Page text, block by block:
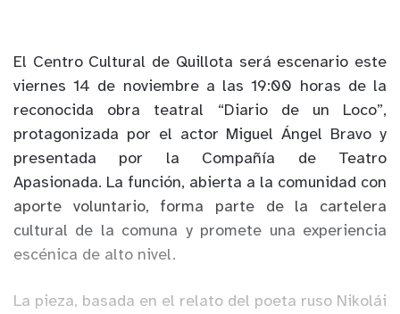
El Centro Cultural de Quillota será escenario este
viernes 14 de noviembre a las 19:00 horas de la
reconocida obra teatral “Diario de un Loco”,
protagonizada por el actor Miguel Ángel Bravo y
presentada por la Compañía de Teatro
Apasionada. La función, abierta a la comunidad con
aporte voluntario, forma parte de la cartelera
cultural de la comuna y promete una experiencia
escénica de alto nivel.
La pieza, basada en el relato del poeta ruso Nikolái